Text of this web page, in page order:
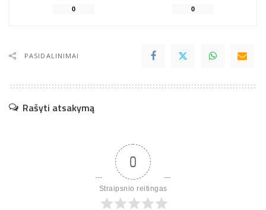
0 0
PASIDALINIMAI
Rašyti atsakymą
0
Straipsnio reitingas